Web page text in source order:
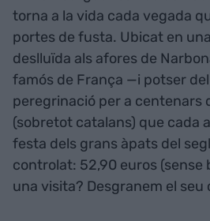
torna a la vida cada vegada
portes de fusta. Ubicat en
deslluïda als afores de
famós de França —i potser
peregrinació per a centenars
(sobretot catalans) que cada
festa dels grans àpats del
controlat: 52,90 euros (sense
una visita? Desgranem el seu